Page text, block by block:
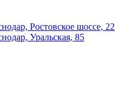
Ростовское шоссе, 22
Уральская, 85